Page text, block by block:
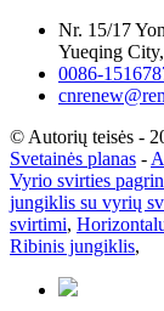
Nr. 15/17
Yueqing
0086-
© Autorių teisės -
Svetainės planas -
Vyrio svirties
jungiklis su vyrių
svirtimi,
Ribinis jungiklis,